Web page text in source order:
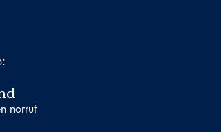
norrut